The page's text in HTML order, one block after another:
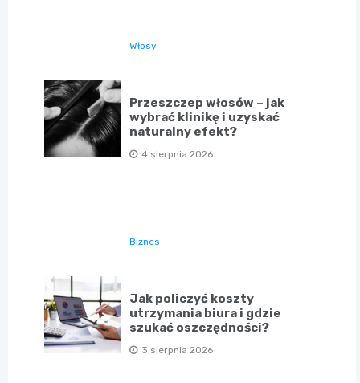
Włosy
Przeszczep włosów – jak
wybrać klinikę i uzyskać
naturalny efekt?
4 sierpnia 2026
Biznes
Jak policzyć koszty
utrzymania biura i gdzie
szukać oszczędności?
3 sierpnia 2026